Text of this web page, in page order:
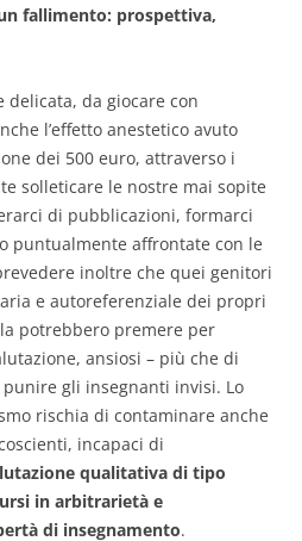
fallimento: prospettiva,
delicata, da giocare con
l’effetto anestetico avuto
dei 500 euro, attraverso i
solleticare le nostre mai sopite
di pubblicazioni, formarci
puntualmente affrontate con le
inoltre che quei genitori
e autoreferenziale dei propri
potrebbero premere per
ansiosi – più che di
gli insegnanti invisi. Lo
rischia di contaminare anche
incapaci di
qualitativa di tipo
in arbitrarietà e
di insegnamento.